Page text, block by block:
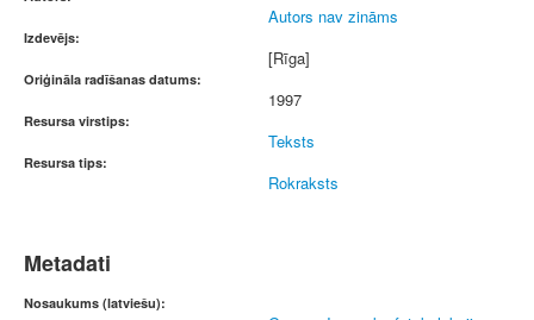
Autors nav zināms
Izdevējs:
[Rīga]
Oriģināla radīšanas datums:
1997
Resursa virstips:
Teksts
Resursa tips:
Rokraksts
Metadati
Nosaukums (latviešu):